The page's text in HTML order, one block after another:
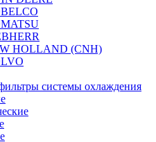
HOLLAND (CNH)
системы охлаждения